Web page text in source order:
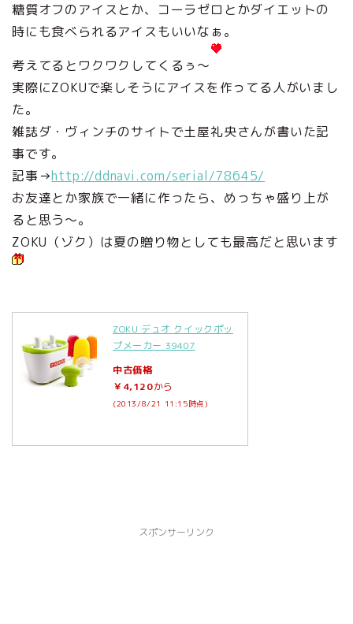
糖質オフのアイスとか、コーラゼロとかダイエットの
時にも食べられるアイスもいいなぁ。
考えてるとワクワクしてくるぅ～
実際にZOKUで楽しそうにアイスを作ってる人がいまし
た。
雑誌ダ・ヴィンチのサイトで土屋礼央さんが書いた記
事です。
記事→http://ddnavi.com/serial/78645/
お友達とか家族で一緒に作ったら、めっちゃ盛り上が
ると思う～。
ZOKU（ゾク）は夏の贈り物としても最高だと思います
ZOKU デュオ クイックポッ
プメーカー 39407
中古価格
￥4,120から
(2013/8/21 11:15時点)
スポンサーリンク